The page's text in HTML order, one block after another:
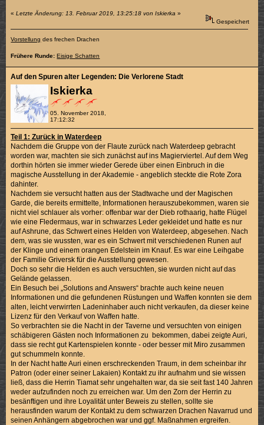
«Letzte Änderung: 13. Februar 2019, 13:25:18 von Iskierka »
Gespeichert
Vorstellung des frechen Drachen
Frühere Runde: Eisige Schatten
Iskierka
05. November 2018,
17:12:32
Auf den Spuren alter Legenden: Die Verlorene Stadt
Teil 1: Zurück in Waterdeep
Nachdem die Gruppe von der Flaute zurück nach Waterdeep gebracht
worden war, machten sie sich zunächst auf ins Magierviertel. Auf dem Weg
dorthin hörten sie immer wieder Gerede über einen Einbruch in die
magische Ausstellung in der Akademie - angeblich steckte die Rote Zora
dahinter.
Nachdem sie versucht hatten aus der Stadtwache und der Magischen
Garde, die bereits ermittelte, Informationen herauszubekommen, waren sie
nicht viel schlauer als vorher: offenbar war der Dieb rothaarig, hatte Flügel
wie eine Fledermaus, war in schwarzes Leder gekleidet und hatte es nur
auf Ashrune, das Schwert eines Helden von Waterdeep, abgesehen. Nach
dem, was sie wussten, war es ein Schwert mit verschiedenen Runen auf
der Klinge und einem orangen Edelstein im Knauf. Es war eine Leihgabe
der Familie Griversk für die Ausstellung gewesen.
Doch so sehr die Helden es auch versuchten, sie wurden nicht auf das
Gelände gelassen.
Ein Besuch bei „Solutions and Answers“ brachte auch keine neuen
Informationen und die gefundenen Rüstungen und Waffen konnten sie dem
alten, leicht verwirrten Ladeninhaber auch nicht verkaufen, da dieser keine
Lizenz für den Verkauf von Waffen hatte.
So verbrachten sie die Nacht in der Taverne und versuchten von einigen
schäbigeren Gästen noch Informationen zu bekommen, dabei zeigte Auri,
dass sie recht gut Kartenspielen konnte - oder besser mit Miro zusammen
gut schummeln konnte.
In der Nacht hatte Auri einen erschreckenden Traum, in dem scheinbar ihr
Patron (oder einer seiner Lakaien) Kontakt zu ihr aufnahm und sie wissen
ließ, dass die Herrin Tiamat sehr ungehalten war, da sie seit fast 140 Jahren
weder aufzufinden noch zu erreichen war. Um den Zorn der Herrin zu
besänftigen und ihre Loyalität unter Beweis zu stellen, sollte sie
herausfinden warum der Kontakt zu dem schwarzen Drachen Navarrud und
seinen Anhängern abgebrochen war und ggf. Maßnahmen ergreifen.